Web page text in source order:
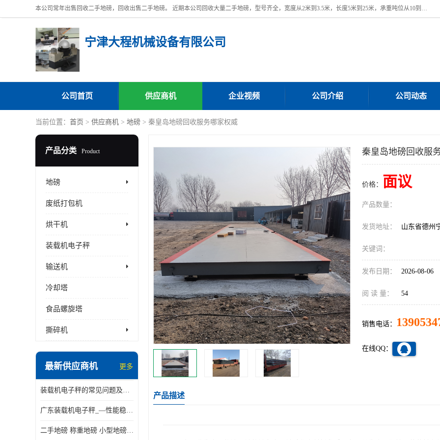
本公司常年出售回收二手地磅，回收出售二手地磅。 近期本公司回收大量二手地磅，型号齐全，宽度从2米到3.5米，长度5米到25米，承重吨位从10到200吨，成色7—9成新。 ? 使用年限6个月至2年，产品来源于个人闲置品，工矿企业停用品，因小换大而来。 精准度和新的一样， 二手地磅是内行人的选择，打个电话就省钱朋友您好等什么
宁津大程机械设备有限公司
公司首页 供应商机 企业视频 公司介绍 公司动态
当前位置： 首页 > 供应商机 > 地磅 > 秦皇岛地磅回收服务哪家权威
产品分类 Product
地磅
废纸打包机
烘干机
装载机电子秤
输送机
冷却塔
食品螺旋塔
撕碎机
最新供应商机 更多
装载机电子秤的常见问题及解决方法介绍
广东装载机电子秤_—性能稳定—操作简单—品质可靠
二手地磅 称重地磅 小型地磅 一百吨地磅
秦皇岛地磅回收服
价格： 面议
产品数量：
发货地址： 山东省德州
关键词：
发布日期： 2026-08-06
阅 读 量： 54
销售电话：
在线QQ：
产品描述